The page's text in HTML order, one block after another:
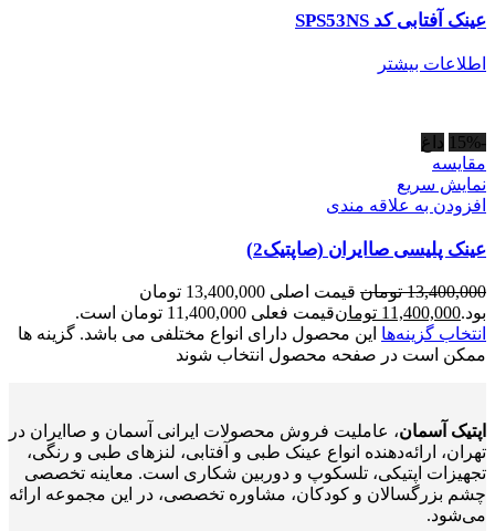
عینک آفتابی کد SPS53NS
اطلاعات بیشتر
-15%
داغ
مقايسه
نمایش سریع
افزودن به علاقه مندی
عینک پلیسی صاایران (صاپتیک2)
13,400,000 تومان
قیمت اصلی 13,400,000 تومان
بود.11,400,000 تومانقیمت فعلی 11,400,000 تومان است.
انتخاب گزینه‌ها این محصول دارای انواع مختلفی می باشد. گزینه ها
ممکن است در صفحه محصول انتخاب شوند
اپتیک آسمان، عاملیت فروش محصولات ایرانی آسمان و صاایران در
تهران، ارائه‌دهنده انواع عینک طبی و آفتابی، لنزهای طبی و رنگی،
تجهیزات اپتیکی، تلسکوپ و دوربین شکاری است. معاینه تخصصی
چشم بزرگسالان و کودکان، مشاوره تخصصی، در این مجموعه ارائه
می‌شود.